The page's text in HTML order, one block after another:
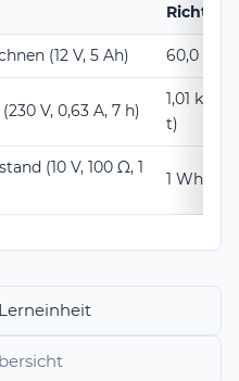
(12 V, 5 Ah) 60,0 Wh
V, 0,63 A, 7 h)
1,01 kWh
t)
(10 V, 100 Ω, 1
1 Wh =